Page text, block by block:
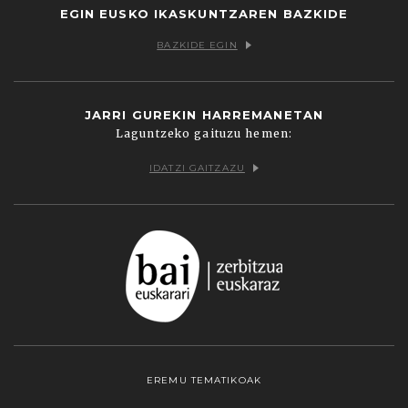
EGIN EUSKO IKASKUNTZAREN BAZKIDE
BAZKIDE EGIN
JARRI GUREKIN HARREMANETAN
Laguntzeko gaituzu hemen:
IDATZI GAITZAZU
EREMU TEMATIKOAK